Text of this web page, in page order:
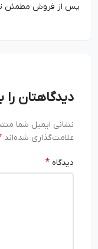
پس از فروش مطمئن تهیه
دیدگاهتان را
نشانی ایمیل شما منتشر
علامت‌گذاری شده‌اند*
دیدگاه*